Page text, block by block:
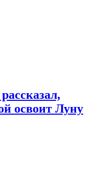
освоит Луну